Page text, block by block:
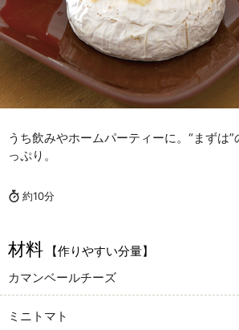
うち飲みやホームパーティーに。“まずは
っぷり。
約10分
材料
【作りやすい分量】
カマンベールチーズ
ミニトマト